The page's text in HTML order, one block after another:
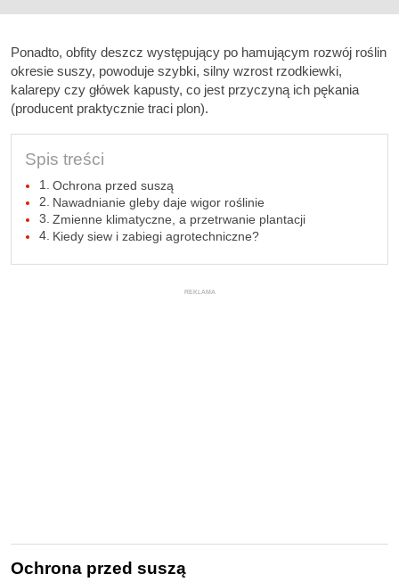
Ponadto, obfity deszcz występujący po hamującym rozwój roślin
okresie suszy, powoduje szybki, silny wzrost rzodkiewki,
kalarepy czy główek kapusty, co jest przyczyną ich pękania
(producent praktycznie traci plon).
Spis treści
Ochrona przed suszą
Nawadnianie gleby daje wigor roślinie
Zmienne klimatyczne, a przetrwanie plantacji
Kiedy siew i zabiegi agrotechniczne?
REKLAMA
Ochrona przed suszą